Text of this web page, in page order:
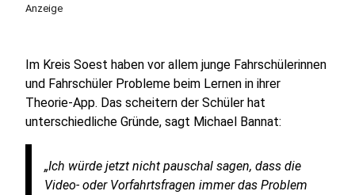
Anzeige
Im Kreis Soest haben vor allem junge Fahrschülerinnen
und Fahrschüler Probleme beim Lernen in ihrer
Theorie-App. Das scheitern der Schüler hat
unterschiedliche Gründe, sagt Michael Bannat:
„Ich würde jetzt nicht pauschal sagen, dass die
Video- oder Vorfahrtsfragen immer das Problem